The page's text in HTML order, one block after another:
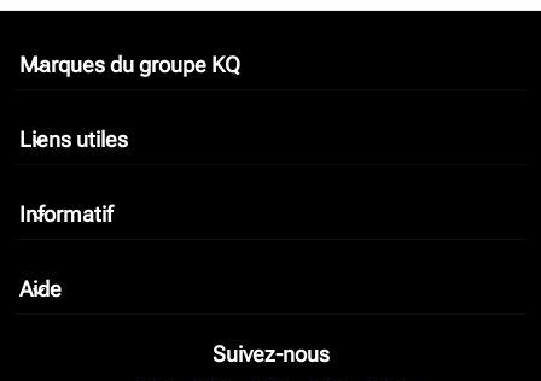
Marques du groupe KQ
keyboard_arrow_down
Liens utiles
keyboard_arrow_down
Informatif
keyboard_arrow_down
Aide
keyboard_arrow_down
Suivez-nous